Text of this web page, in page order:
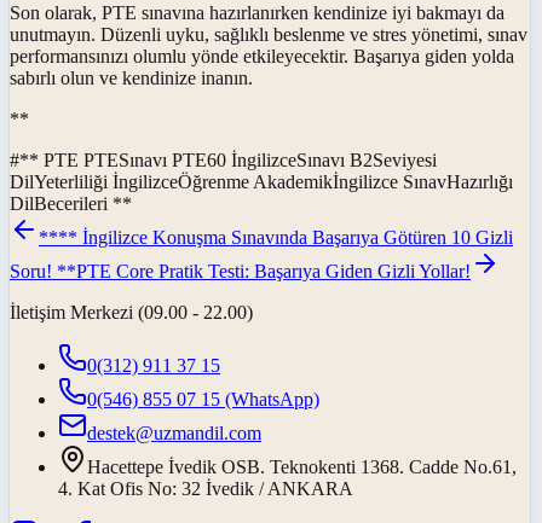
Son olarak, PTE sınavına hazırlanırken kendinize iyi bakmayı da
unutmayın. Düzenli uyku, sağlıklı beslenme ve stres yönetimi, sınav
performansınızı olumlu yönde etkileyecektir. Başarıya giden yolda
sabırlı olun ve kendinize inanın.
**
#** PTE PTESınavı PTE60 İngilizceSınavı B2Seviyesi
DilYeterliliği İngilizceÖğrenme Akademikİngilizce SınavHazırlığı
DilBecerileri **
**** İngilizce Konuşma Sınavında Başarıya Götüren 10 Gizli
Soru! **PTE Core Pratik Testi: Başarıya Giden Gizli Yollar!
İletişim Merkezi (09.00 - 22.00)
0(312) 911 37 15
0(546) 855 07 15 (WhatsApp)
destek@uzmandil.com
Hacettepe İvedik OSB. Teknokenti 1368. Cadde No.61,
4. Kat Ofis No: 32 İvedik / ANKARA